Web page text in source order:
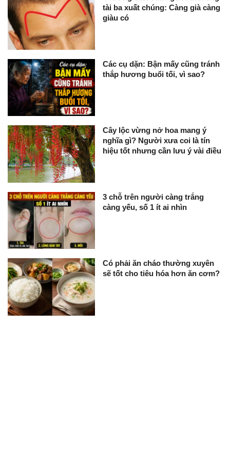
tài ba xuất chúng: Càng già càng
giàu có
Các cụ dặn: Bận mấy cũng tránh
thắp hương buổi tối, vì sao?
Cây lộc vừng nở hoa mang ý
nghĩa gì? Người xưa coi là tín
hiệu tốt nhưng cần lưu ý vài điều
3 chỗ trên người càng trắng
càng yếu, số 1 ít ai nhìn
Có phải ăn cháo thường xuyên
sẽ tốt cho tiêu hóa hơn ăn cơm?